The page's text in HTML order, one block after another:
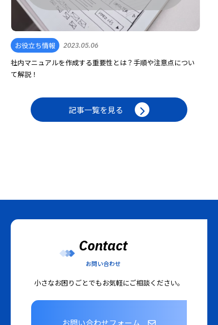
お役立ち情報 2023.05.06
社内マニュアルを作成する重要性とは？手順や注意点につい
て解説！
記事一覧を見る
Contact
お問い合わせ
小さなお困りごとでもお気軽にご相談ください。
お問い合わせフォーム